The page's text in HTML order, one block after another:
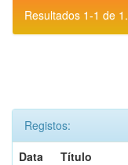
Resultados 1-1 de 1.
Registos:
Data
Título